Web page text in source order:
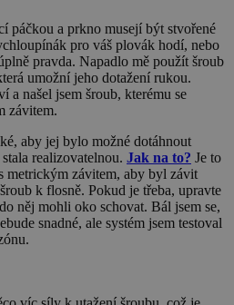
páčkou a prkno musejí být stvořené
pro váš plovák hodí, nebo
pravda. Napadlo mě použít šroub
umožní jeho dotažení rukou.
a našel jsem šroub, kterému se
závitem.
aby jej bylo možné dotáhnout
realizovatelnou. Jak na to? Je to
metrickým závitem, aby byl závit
k flosně. Pokud je třeba, upravte
něj mohli oko schovat. Bál jsem se,
snadné, ale systém jsem testoval